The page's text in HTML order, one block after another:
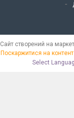
Сайт створений на
Поскаржитися на контент
Select